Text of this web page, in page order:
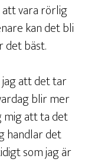
att vara rörlig
kan det bli
det bäst.
att det tar
blir mer
mig att ta det
handlar det
som jag är